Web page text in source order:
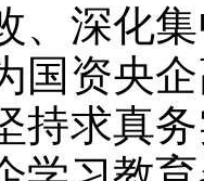
、深化
国资央
持求真